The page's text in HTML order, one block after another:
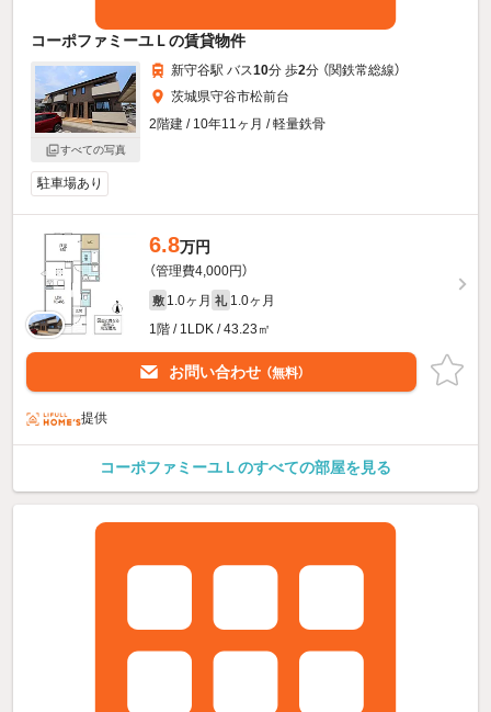
コーポファミーユＬの賃貸物件
すべての写真
新守谷駅 バス10分 歩2分 （関鉄常総線）
茨城県守谷市松前台
2階建 / 10年11ヶ月 / 軽量鉄骨
駐車場あり
6.8万円
（管理費4,000円）
敷 1.0ヶ月 礼 1.0ヶ月
1階 / 1LDK / 43.23㎡
お問い合わせ （無料）
提供
コーポファミーユＬのすべての部屋を見る